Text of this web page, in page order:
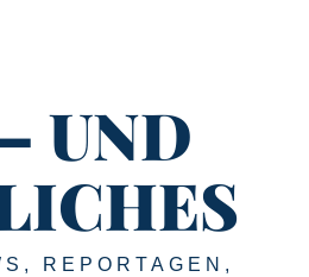
UND
REPORTAGEN,